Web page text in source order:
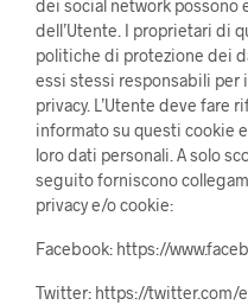
dei social network possono
dell’Utente. I proprietari di
politiche di protezione dei
essi stessi responsabili per
privacy. L’Utente deve fare
informato su questi cookie
loro dati personali. A solo
seguito forniscono
privacy e/o cookie:
Facebook: https://
Twitter: https://twitter.com/